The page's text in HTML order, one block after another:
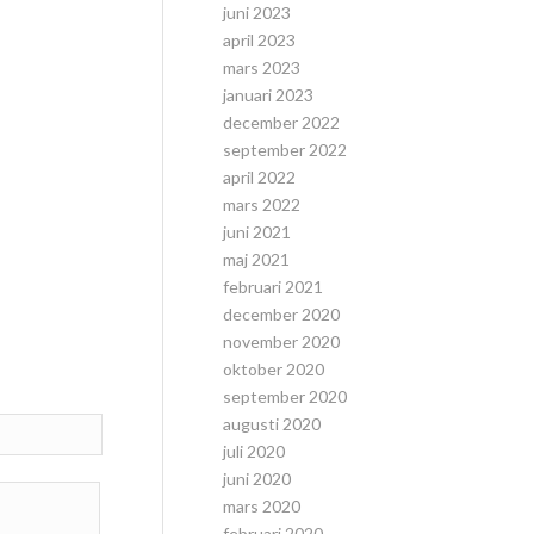
juni 2023
april 2023
mars 2023
januari 2023
december 2022
september 2022
april 2022
mars 2022
juni 2021
maj 2021
februari 2021
december 2020
november 2020
oktober 2020
september 2020
augusti 2020
juli 2020
juni 2020
mars 2020